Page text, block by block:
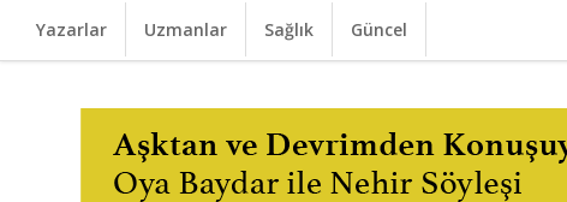
Yazarlar Uzmanlar Sağlık Güncel